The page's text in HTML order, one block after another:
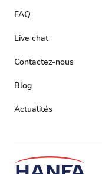
FAQ
Live chat
Contactez-nous
Blog
Actualités